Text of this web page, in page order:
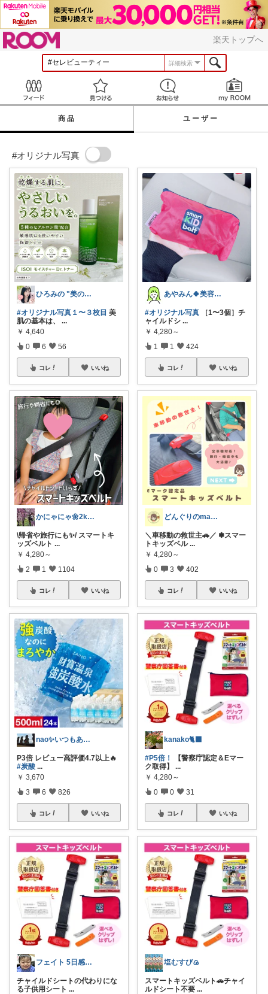
楽天トップへ
詳細検索
見つける お知らせ
商品 ユーザー
#オリジナル写真
ひろみの "美の出る杭💫プロフにお礼✨
#オリジナル写真１〜３枚目 美
肌の基本は、
...
￥ 4,640
0 6 56
コレ いいね
かにゃにゃ🌼2kids mama
\帰省や旅行にも✨/ スマートキ
ッズベルト ...
￥ 4,280～
2 1 1104
コレ いいね
nao✨いつもありがとう😊
P3倍 レビュー高評価4.7以上🔥
#炭酸 ...
￥ 3,670
3 6 826
コレ いいね
フェイト 5日感謝です😊
チャイルドシートの代わりにな
る子供用シート ...
あやみん🍀美容×健康×子ども
#オリジナル写真 ［1〜3個］チ
ャイルドシ ...
￥ 4,280～
1 1 424
コレ いいね
どんぐりのmama☆子育てグッズ
＼車移動の救世主🚗／ ✽スマー
トキッズベル ...
￥ 4,280～
0 3 402
コレ いいね
kanako🐈‍⬛
#P5倍！
【警察庁認定＆Eマー
ク取得】 ...
￥ 4,280～
0 0 31
コレ いいね
塩むすび🍙
スマートキッズベルト🚗チャイ
ルドシート不要 ...